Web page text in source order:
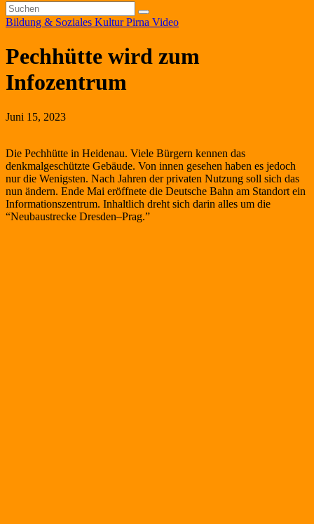
Bildung & Soziales KulturPirna Video
Pechhütte wird zum
Infozentrum
Juni 15, 2023
Die Pechhütte in Heidenau. Viele Bürgern kennen das
denkmalgeschützte Gebäude. Von innen gesehen haben es jedoch
nurdie Wenigsten. Nach Jahren der privaten Nutzung soll sich das
nun ändern. Ende Mai eröffnete die Deutsche Bahn am Standort ein
Informationszentrum. Inhaltlich dreht sich darin alles um die
“Neubaustrecke Dresden–Prag.”